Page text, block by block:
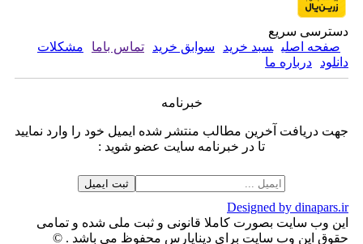
دسترسی سریع
صفحه اصلی سبد خرید سوابق خرید تماس باما
مشکلات
دانلود
درباره ما
خبرنامه
جهت دریافت آخرین مطالب منتشر شده ایمیل خود را وارد نمایید
تا در خبرنامه سایت عضو شوید :
Designed by dinapars.ir
این وب سایت بصورت کاملا قانونی و ثبت ملی شده و تمامی
حقوق این وب سایت برای دیناپارس محفوظ می باشد . ©